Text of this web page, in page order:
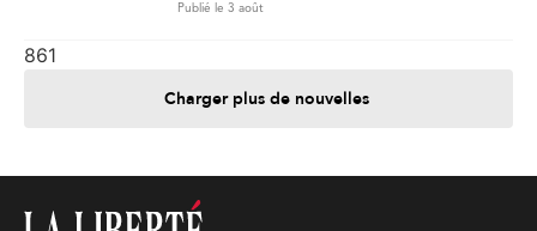
Publié le 3 août
861
Charger plus de nouvelles